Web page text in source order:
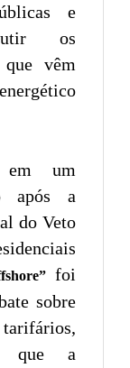
e
os
que vêm
em um
após a
do Veto
foi
sobre
que a